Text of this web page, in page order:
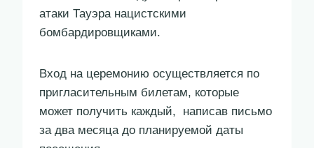
атаки Тауэра нацистскими
бомбардировщиками.
Вход на церемонию осуществляется по
пригласительным билетам, которые
может получить каждый, написав письмо
за два месяца до планируемой даты